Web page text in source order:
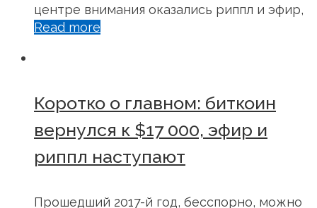
центре внимания оказались риппл и эфир,
Read more
Коротко о главном: биткоин
вернулся к $17 000, эфир и
риппл наступают
Прошедший 2017-й год, бесспорно, можно